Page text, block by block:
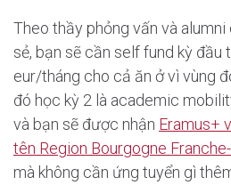
Theo thầy phỏng vấn và
sẻ, bạn sẽ cần self fund kỳ
eur/tháng cho cả ăn ở vì vùng
đó học kỳ 2 là academic
và bạn sẽ được nhận Eramus+
tên Region Bourgogne
mà không cần ứng tuyển gì